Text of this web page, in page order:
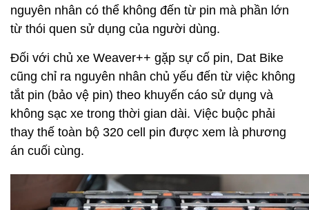
nguyên nhân có thể không đến từ pin mà phần lớn
từ thói quen sử dụng của người dùng.
Đối với chủ xe Weaver++ gặp sự cố pin, Dat Bike
cũng chỉ ra nguyên nhân chủ yếu đến từ việc không
tắt pin (bảo vệ pin) theo khuyến cáo sử dụng và
không sạc xe trong thời gian dài. Việc buộc phải
thay thế toàn bộ 320 cell pin được xem là phương
án cuối cùng.